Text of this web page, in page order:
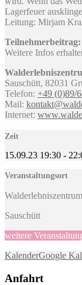
Lagerfeuer
Leitung: Mirjam
Teilnehmerbeitrag:
Weitere Infos
Sauschütt, 82031
Telefon: +49 (0)89/
Mail:
Internet:
Zeit
15.09.23 19:30 -
Veranstaltungsort
Sauschütt
weitere
KalenderGoogle
Anfahrt